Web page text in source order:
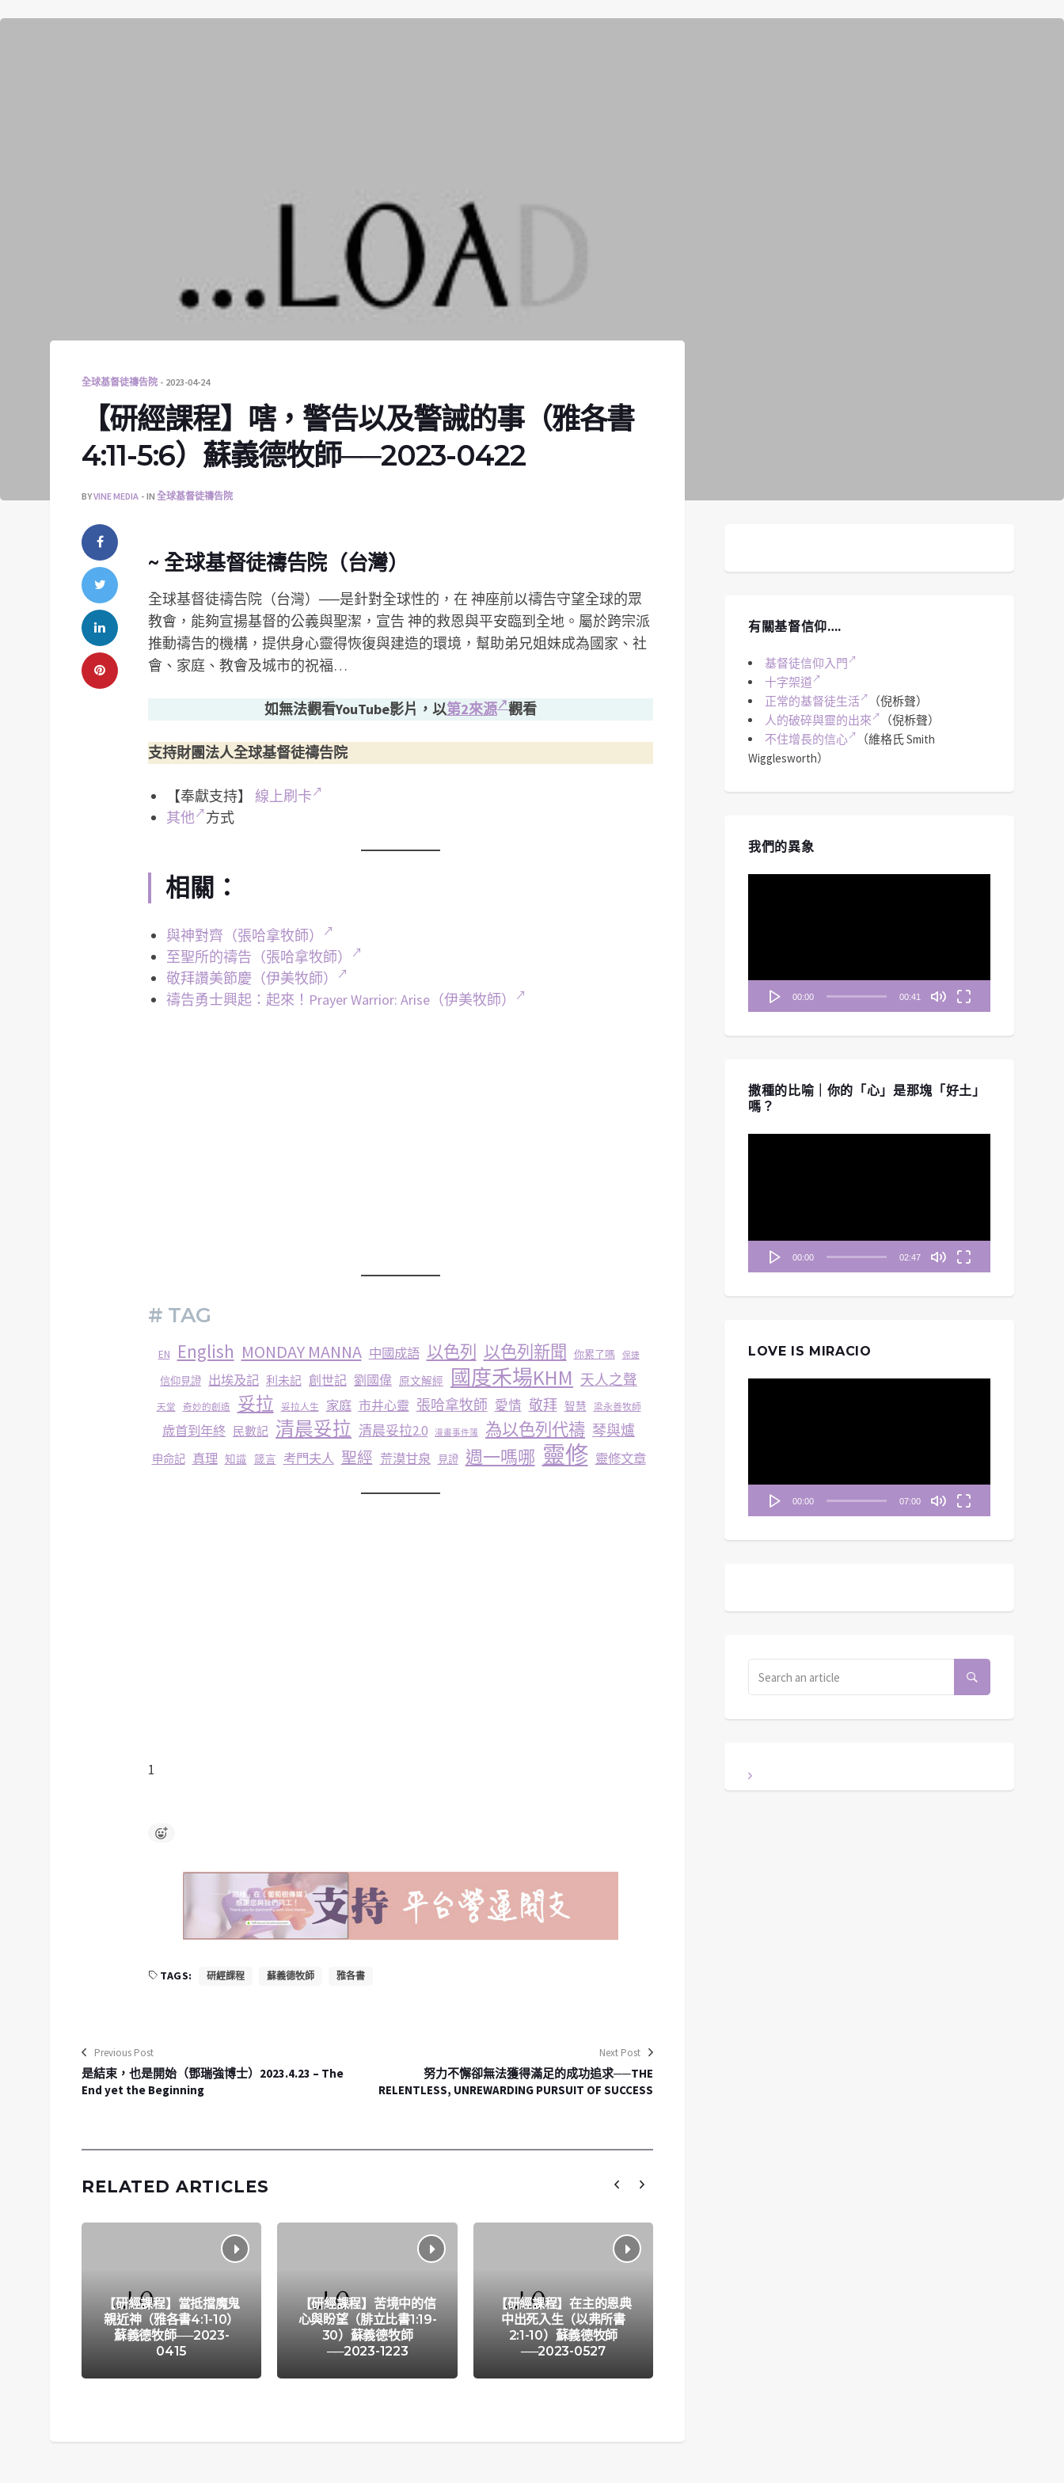
全球基督徒禱告院 2023-04-24
【研經課程】嗐，警告以及警誡的事（雅各書
4:11-5:6）蘇義德牧師──2023-0422
BYVINE MEDIA IN 全球基督徒禱告院
~ 全球基督徒禱告院（台灣）
全球基督徒禱告院（台灣）──是針對全球性的，在 神座前以禱告守望全球的眾
教會，能夠宣揚基督的公義與聖潔，宣告 神的救恩與平安臨到全地。屬於跨宗派
推動禱告的機構，提供身心靈得恢復與建造的環境，­幫助弟兄姐妹成為國家、社
會、家庭、教會及城市的祝福…
如無法觀看YouTube影片，以第2來源 觀看
支持財團法人全球基督徒禱告院
【奉獻支持】 線上刷卡
其他
方式
相關：
與神對齊（張哈拿牧師）
至聖所的禱告（張哈拿牧師）
敬拜讚美節慶（伊美牧師）
禱告勇士興起：起來！Prayer Warrior: Arise（伊美牧師）
# TAG
EN English MONDAY MANNA 中國成語 以色列 以色列新聞 你累了嗎 保捷
信仰見證 出埃及記 利未記 創世記 劉國偉 原文解經 國度禾場KHM 天人之聲
天堂 奇妙的創造 妥拉 妥拉人生 家庭 市井心靈 張哈拿牧師 愛情 敬拜 智慧 梁永善牧師
歳首到年終 民數記 清晨妥拉 清晨妥拉2.0 漫畫事件簿 為以色列代禱 琴與爐
申命記 真理 知識 箴言 考門夫人 聖經 荒漠甘泉 見證 週一嗎哪 靈修 靈修文章
1
TAGS: 研經課程 蘇義德牧師 雅各書
Previous Post
是結束，也是開始（鄧瑞強博士）2023.4.23 – The
End yet the Beginning
Next Post
努力不懈卻無法獲得滿足的成功追求──THE
RELENTLESS, UNREWARDING PURSUIT OF SUCCESS
RELATED ARTICLES
【研經課程】當抵擋魔鬼
親近神（雅各書4:1-10）
蘇義德牧師──2023-
0415
【研經課程】苦境中的信
心與盼望（腓立比書1:19-
30）蘇義德牧師
──2023-1223
【研經課程】在主的恩典
中出死入生（以弗所書
2:1-10）蘇義德牧師
──2023-0527
有關基督信仰….
基督徒信仰入門
十字架道
正常的基督徒生活
（倪柝聲）
人的破碎與靈的出來
（倪柝聲）
不住增長的信心
（維格氏 Smith
Wigglesworth）
我們的異象
00:00 00:41
撒種的比喻｜你的「心」是那塊「好土」
嗎？
00:00 02:47
LOVE IS MIRACIO
00:00 07:00